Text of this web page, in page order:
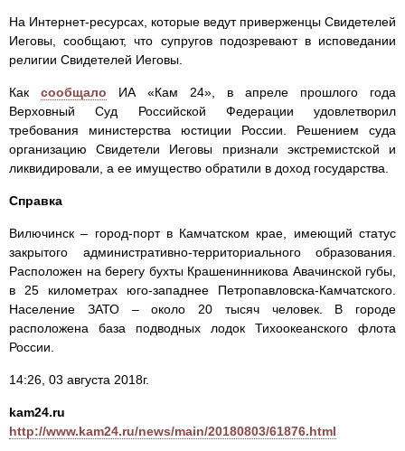
На Интернет-ресурсах, которые ведут приверженцы Свидетелей
Иеговы, сообщают, что супругов подозревают в исповедании
религии Свидетелей Иеговы.
Как сообщало ИА «Кам 24», в апреле прошлого года
Верховный Суд Российской Федерации удовлетворил
требования министерства юстиции России. Решением суда
организацию Свидетели Иеговы признали экстремистской и
ликвидировали, а ее имущество обратили в доход государства.
Справка
Вилючинск – город-порт в Камчатском крае, имеющий статус
закрытого административно-территориального образования.
Расположен на берегу бухты Крашенинникова Авачинской губы,
в 25 километрах юго-западнее Петропавловска-Камчатского.
Население ЗАТО – около 20 тысяч человек. В городе
расположена база подводных лодок Тихоокеанского флота
России.
14:26, 03 августа 2018г.
kam24.ru
http://www.kam24.ru/news/main/20180803/61876.html